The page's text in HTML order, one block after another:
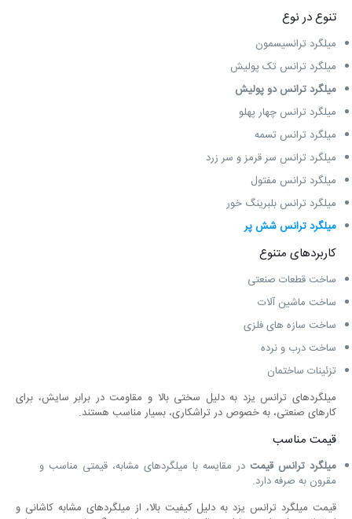
تنوع در نوع
میلگرد ترانسیسمون
میلگرد ترانس تک پولیش
میلگرد ترانس دو پولیش
میلگرد ترانس چهار پهلو
میلگرد ترانس تسمه
میلگرد ترانس سر قرمز و سر زرد
میلگرد ترانس مفتول
میلگرد ترانس بلبرینگ خور
میلگرد ترانس شش پر
کاربردهای متنوع
ساخت قطعات صنعتی
ساخت ماشین ‌آلات
ساخت سازه‌ های فلزی
ساخت درب و نرده
تزئینات ساختمان
میلگردهای ترانس یزد به دلیل سختی بالا و مقاومت در برابر سایش، برای
کارهای صنعتی، به خصوص در تراشکاری، بسیار مناسب هستند.
قیمت مناسب
میلگرد ترانس قیمت در مقایسه با میلگردهای مشابه، قیمتی مناسب و
مقرون به صرفه دارد.
قیمت میلگرد ترانس یزد به دلیل کیفیت بالا، از میلگردهای مشابه کاشانی و